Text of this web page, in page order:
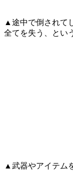
▲途中で倒されて
全てを失う、とい
▲武器やアイテム